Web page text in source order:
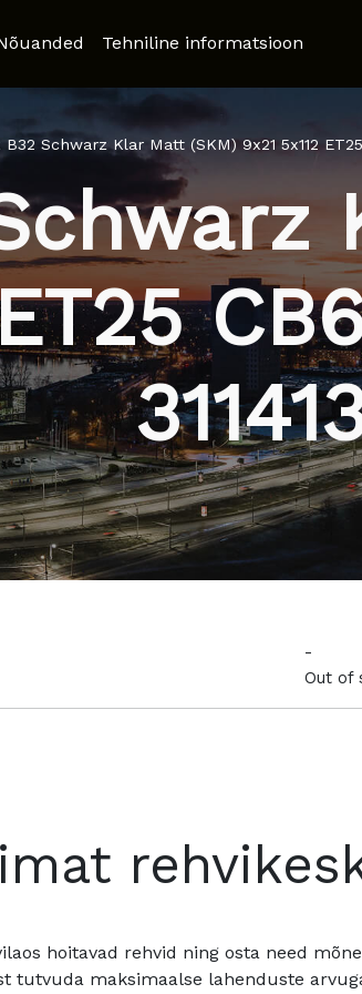
Tehniline informatsioon
Schwarz Klar Matt (SKM) 9x21 5x112 ET25
-
Out of
hoitavad rehvid ning osta need
tutvuda maksimaalse lahenduste